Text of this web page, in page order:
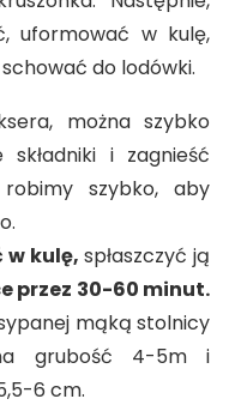
uformować w kulę,
do lodówki.
można szybko
i zagnieść
szybko, aby
kulę, spłaszczyć ją
przez 30-60 minut.
mąką stolnicy
na grubość 4-5m i
6 cm.